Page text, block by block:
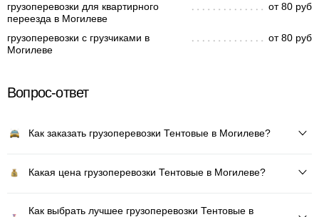
грузоперевозки для квартирного
переезда в Могилеве
от 80 руб
грузоперевозки с грузчиками в
Могилеве
от 80 руб
Вопрос-ответ
Как заказать грузоперевозки Тентовые в Могилеве?
Какая цена грузоперевозки Тентовые в Могилеве?
Как выбрать лучшее грузоперевозки Тентовые в